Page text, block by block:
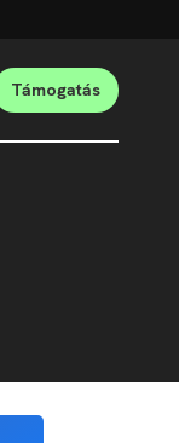
Támogatás